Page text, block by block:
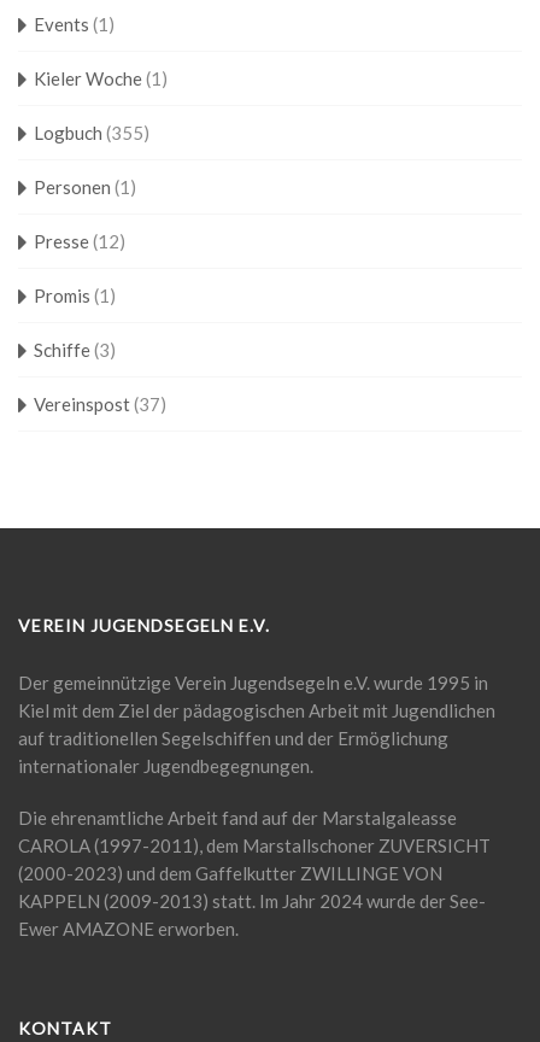
Events (1)
Kieler Woche(1)
Logbuch (355)
Personen (1)
Presse(12)
Promis (1)
Schiffe(3)
Vereinspost(37)
VEREIN JUGENDSEGELN E.V.
Der gemeinnützige Verein Jugendsegeln e.V. wurde 1995 in
Kiel mit dem Ziel der pädagogischen Arbeit mit Jugendlichen
auf traditionellen Segelschiffen und der Ermöglichung
internationaler Jugendbegegnungen.
Die ehrenamtliche Arbeit fand auf der Marstalgaleasse
CAROLA (1997-2011), dem Marstallschoner ZUVERSICHT
(2000-2023) und dem Gaffelkutter ZWILLINGE VON
KAPPELN (2009-2013) statt. Im Jahr 2024 wurde der See-
Ewer AMAZONE erworben.
KONTAKT